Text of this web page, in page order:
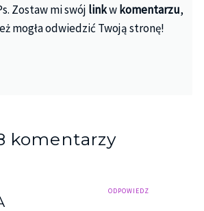
Zostaw mi swój linkwkomentarzu,
mogła odwiedzić Twoją stronę!
komentarzy
ODPOWIEDZ